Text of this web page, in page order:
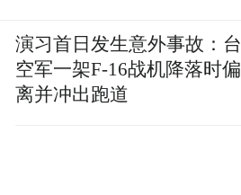
演习首日发生意外事故：台
空军一架F-16战机降落时偏
离并冲出跑道